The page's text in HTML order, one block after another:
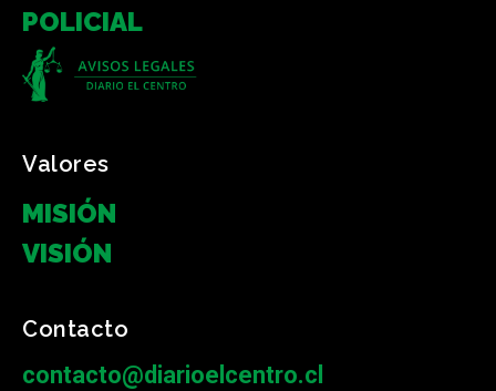
POLICIAL
Valores
MISIÓN
VISIÓN
Contacto
contacto@diarioelcentro.cl